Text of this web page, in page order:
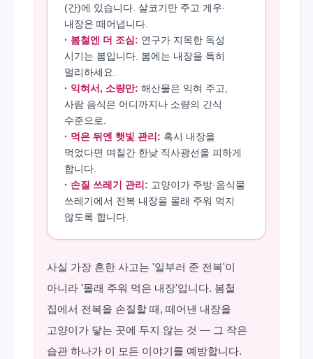
(간)에 있습니다. 살코기만 주고 게우·
내장은 떼어냅니다.
· 봄철엔 더 조심: 연구가 지목한 독성
시기는 봄입니다. 봄에는 내장을 특히
멀리하세요.
· 익혀서, 소량만: 해산물은 익혀 주고,
사람 음식은 어디까지나 소량의 간식
수준으로.
· 먹은 뒤엔 햇빛 관리: 혹시 내장을
먹었다면 며칠간 한낮 직사광선을 피하게
합니다.
· 손질 쓰레기 관리: 고양이가 주방·음식물
쓰레기에서 전복 내장을 몰래 주워 먹지
않도록 합니다.
사실 가장 흔한 사고는 '일부러 준 전복'이
아니라 '몰래 주워 먹은 내장'입니다. 봄철
집에서 전복을 손질할 때, 떼어낸 내장을
고양이가 닿는 곳에 두지 않는 것 — 그 작은
습관 하나가 이 모든 이야기를 예방합니다.